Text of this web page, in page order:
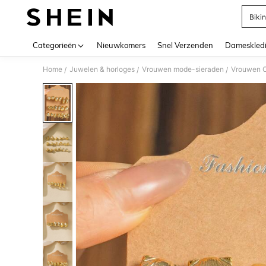
Categorieën Nieuwkomers Snel Verzenden
Home / Juwelen & horloges / Vrouwen mode-sieraden / Vrouwen